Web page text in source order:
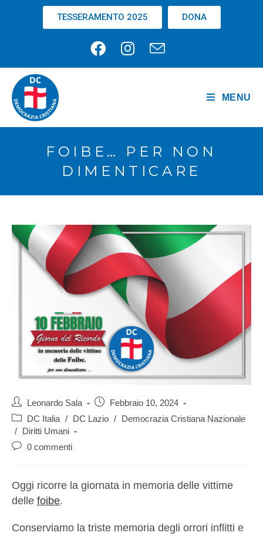
TESSERAMENTO 2025 DONA
MENU
FOIBE… PER NON
DIMENTICARE
Leonardo Sala
Febbraio 10, 2024
DC Italia / DC Lazio /
Democrazia Cristiana Nazionale
/
Diritti Umani
0 commenti
Oggi ricorre la giornata in memoria delle vittime
delle foibe.
Conserviamo la triste memoria degli orrori inflitti e